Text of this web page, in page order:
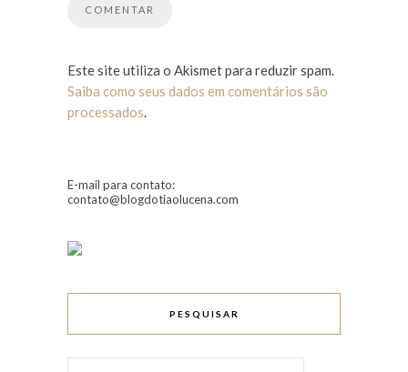
Este site utiliza o Akismet para reduzir spam.
Saiba como seus dados em comentários são
processados.
E-mail para contato:
contato@blogdotiaolucena.com
PESQUISAR